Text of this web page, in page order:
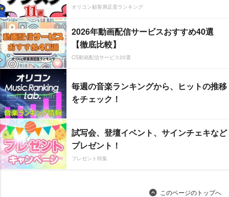
オリコン顧客満足度ランキング
2026年動画配信サービスおすすめ40選
【徹底比較】
CS動画配信サービス20選
毎週の音楽ランキングから、ヒットの推移
をチェック！
試写会、登壇イベント、サインチェキなど
プレゼント！
プレゼント特集
このページのトップへ